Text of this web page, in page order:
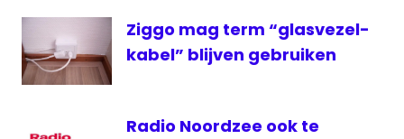
Ziggo mag term “glasvezel-
kabel” blijven gebruiken
Radio Noordzee ook te